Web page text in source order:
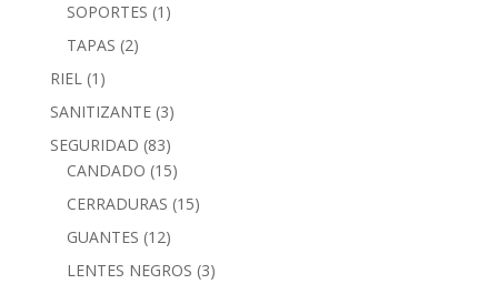
SOPORTES (1)
TAPAS (2)
RIEL (1)
SANITIZANTE (3)
SEGURIDAD (83)
CANDADO (15)
CERRADURAS (15)
GUANTES (12)
LENTES NEGROS (3)